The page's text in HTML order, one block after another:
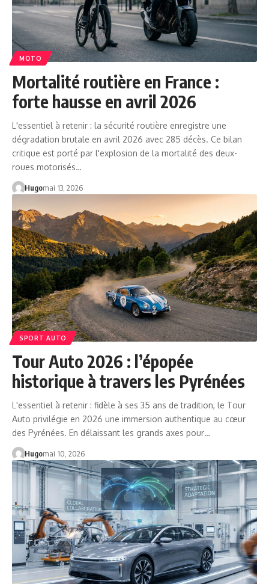
MOTO
Mortalité routière en France :
forte hausse en avril 2026
L'essentiel à retenir : la sécurité routière enregistre une
dégradation brutale en avril 2026 avec 285 décès. Ce bilan
critique est porté par l'explosion de la mortalité des deux-
roues motorisés…
Hugomai 13, 2026
SPORT AUTO
Tour Auto 2026 : l’épopée
historique à travers les Pyrénées
L'essentiel à retenir : fidèle à ses 35 ans de tradition, le Tour
Auto privilégie en 2026 une immersion authentique au cœur
des Pyrénées. En délaissant les grands axes pour…
Hugomai 10, 2026